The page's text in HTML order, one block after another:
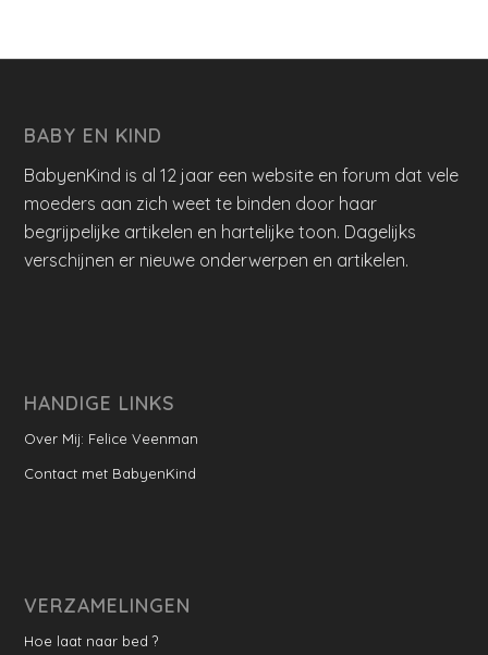
BABY EN KIND
BabyenKind is al 12 jaar een website en forum dat vele
moeders aan zich weet te binden door haar
begrijpelijke artikelen en hartelijke toon. Dagelijks
verschijnen er nieuwe onderwerpen en artikelen.
HANDIGE LINKS
Over Mij: Felice Veenman
Contact met BabyenKind
VERZAMELINGEN
Hoe laat naar bed ?